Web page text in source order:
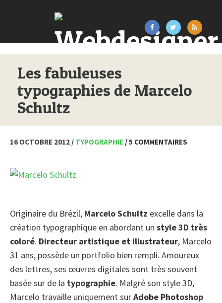
Les fabuleuses
typographies de Marcelo
Schultz
16 OCTOBRE 2012 / TYPOGRAPHIE / 5 COMMENTAIRES
Originaire du Brézil, Marcelo Schultz excelle dans la
création typographique en abordant un style 3D très
coloré. Directeur artistique et illustrateur, Marcelo
31 ans, possède un portfolio bien rempli. Amoureux
des lettres, ses œuvres digitales sont très souvent
basée sur de la typographie. Malgré son style 3D,
Marcelo travaille uniquement surAdobe Photoshop